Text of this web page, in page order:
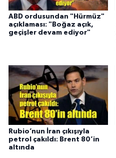
ABD ordusundan "Hürmüz"
açıklaması: "Boğaz açık,
geçişler devam ediyor"
Rubio’nun İran çıkışıyla
petrol çakıldı: Brent 80’in
altında